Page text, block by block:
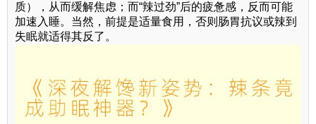
质），从而缓解焦虑；而“辣过劲”后的疲惫感，反而可能
加速入睡。当然，前提是适量食用，否则肠胃抗议或辣到
失眠就适得其反了。